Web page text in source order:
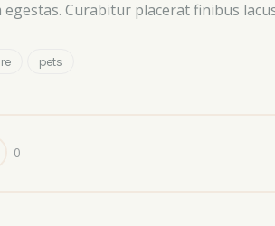
egestas. Curabitur placerat finibus
pets
0